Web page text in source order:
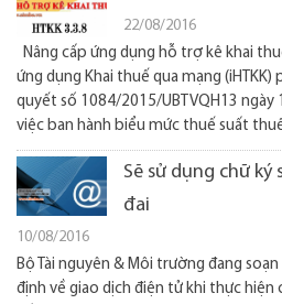
22/08/2016
Nâng cấp ứng dụng hỗ trợ kê khai
ứng dụng Khai thuế qua mạng (iHTKK)
quyết số 1084/2015/UBTVQH13 ngày
việc ban hành biểu mức thuế suất
Sẽ sử dụng chữ
đai
10/08/2016
Bộ Tài nguyên & Môi trường đang
định về giao dịch điện tử khi thực hiện